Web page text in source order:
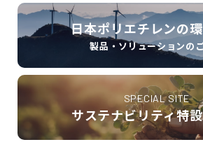
日本ポリエチレンの
製品・ソリューションの
SPECIAL SITE
サステナビリティ特